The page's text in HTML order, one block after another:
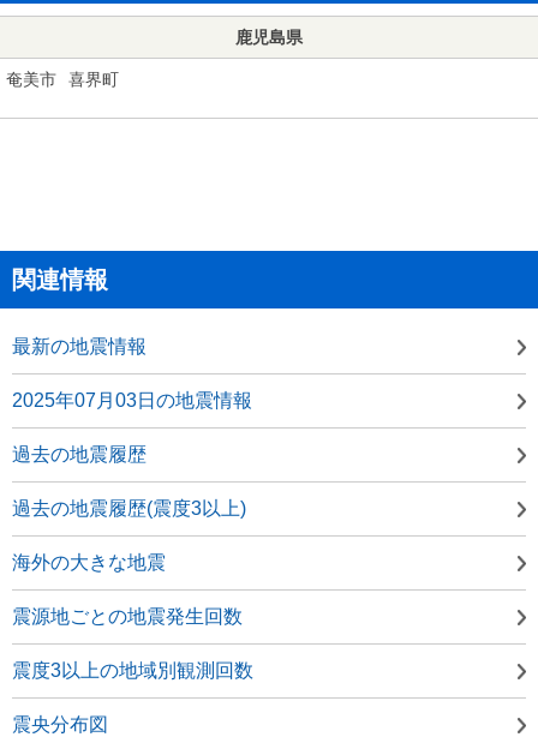
鹿児島県
奄美市 喜界町
関連情報
最新の地震情報
2025年07月03日の地震情報
過去の地震履歴
過去の地震履歴(震度3以上)
海外の大きな地震
震源地ごとの地震発生回数
震度3以上の地域別観測回数
震央分布図